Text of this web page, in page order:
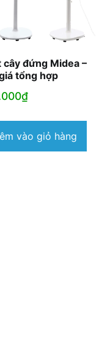
cây đứng Midea –
tổng hợp
₫
vào giỏ hàng